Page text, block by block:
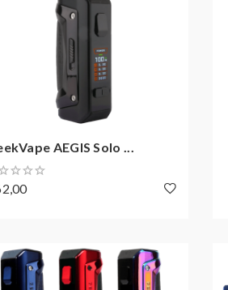
AEGIS Solo ...